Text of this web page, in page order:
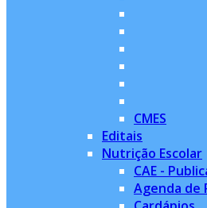
CMES
Editais
Nutrição Escolar
CAE -
Agenda de